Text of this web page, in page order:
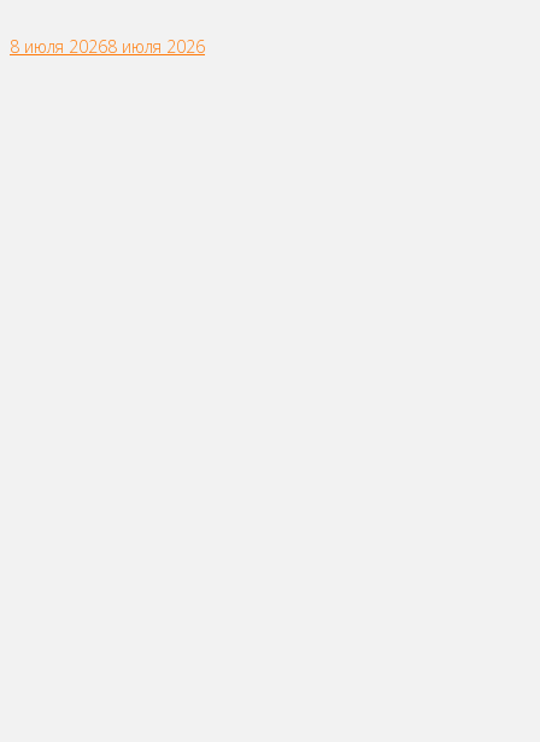
8 июля 20268 июля 2026